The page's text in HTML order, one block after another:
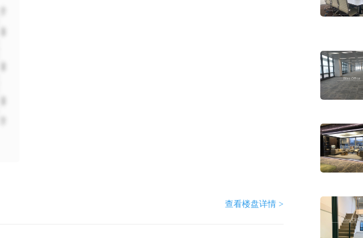
查看楼盘详情 >